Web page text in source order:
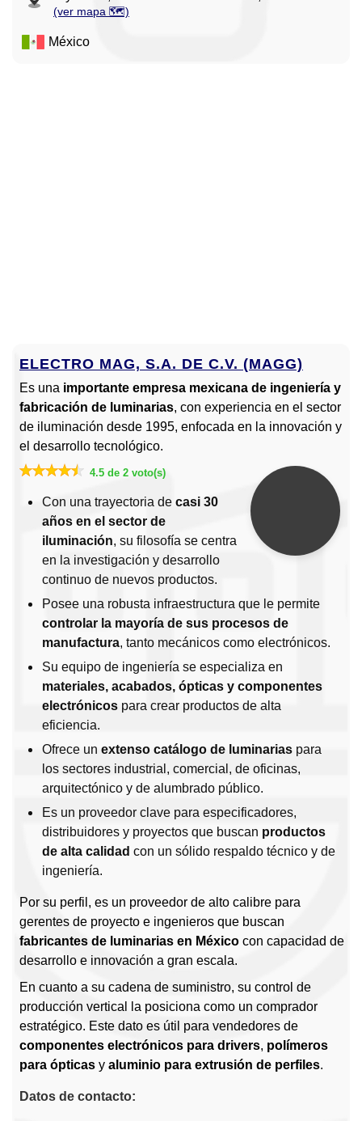
(ver mapa 🗺️)
México
ELECTRO MAG, S.A. DE C.V. (MAGG)
Es una importante empresa mexicana de ingeniería y
fabricación de luminarias, con experiencia en el sector
de iluminación desde 1995, enfocada en la innovación y
el desarrollo tecnológico.
4.5 de 2 voto(s)
Con una trayectoria de casi 30
años en el sector de
iluminación, su filosofía se centra
en la investigación y desarrollo
continuo de nuevos productos.
Posee una robusta infraestructura que le permite
controlar la mayoría de sus procesos de
manufactura, tanto mecánicos como electrónicos.
Su equipo de ingeniería se especializa en
materiales, acabados, ópticas y componentes
electrónicos para crear productos de alta
eficiencia.
Ofrece un extenso catálogo de luminarias para
los sectores industrial, comercial, de oficinas,
arquitectónico y de alumbrado público.
Es un proveedor clave para especificadores,
distribuidores y proyectos que buscan productos
de alta calidad con un sólido respaldo técnico y de
ingeniería.
Por su perfil, es un proveedor de alto calibre para
gerentes de proyecto e ingenieros que buscan
fabricantes de luminarias en México con capacidad de
desarrollo e innovación a gran escala.
En cuanto a su cadena de suministro, su control de
producción vertical la posiciona como un comprador
estratégico. Este dato es útil para vendedores de
componentes electrónicos para drivers, polímeros
para ópticas y aluminio para extrusión de perfiles.
Datos de contacto: